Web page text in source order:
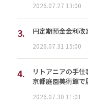
2026.07.27 13:00
3. 円定期預金金利改
2026.07.31 15:00
4.
リトアニアの手
京都庭園美術館で
2026.07.30 11:01